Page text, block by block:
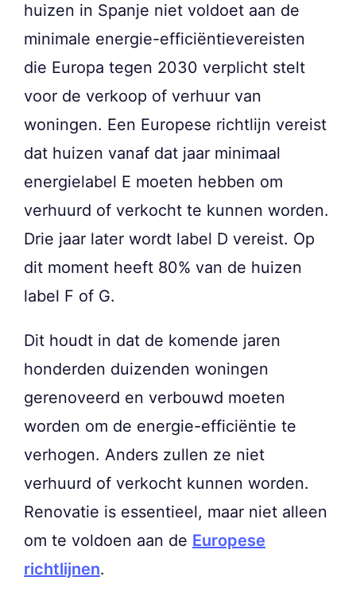
huizen in Spanje niet voldoet aan de
minimale energie-efficiëntievereisten
die Europa tegen 2030 verplicht stelt
voor de verkoop of verhuur van
woningen. Een Europese richtlijn vereist
dat huizen vanaf dat jaar minimaal
energielabel E moeten hebben om
verhuurd of verkocht te kunnen worden.
Drie jaar later wordt label D vereist. Op
dit moment heeft 80% van de huizen
label F of G.
Dit houdt in dat de komende jaren
honderden duizenden woningen
gerenoveerd en verbouwd moeten
worden om de energie-efficiëntie te
verhogen. Anders zullen ze niet
verhuurd of verkocht kunnen worden.
Renovatie is essentieel, maar niet alleen
om te voldoen aan de Europese
richtlijnen.